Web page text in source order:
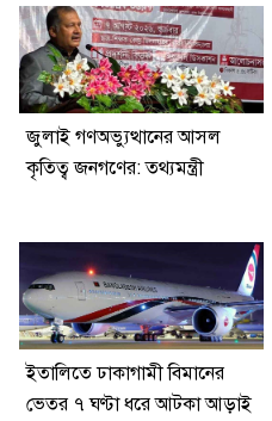
জুলাই গণঅভ্যুত্থানের আসল
কৃতিত্ব জনগণের: তথ্যমন্ত্রী
ইতালিতে ঢাকাগামী বিমানের
ভেতর ৭ ঘণ্টা ধরে আটকা আড়াই